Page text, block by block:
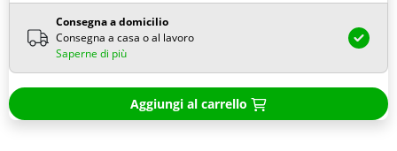
Consegna a domicilio
Consegna a casa o al lavoro
Saperne di più
Aggiungi al carrello